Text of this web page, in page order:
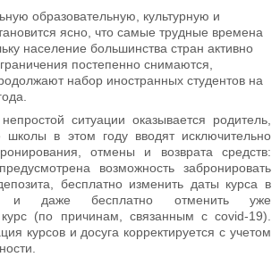
образовательную, культурную и
ясно, что самые трудные времена
население большинства стран активно
постепенно снимаются,
набор иностранных студентов на
ситуации оказывается родитель,
школы в этом году вводят исключительно
отмены и возврата средств:
возможность забронировать
бесплатно изменить даты курса в
и даже бесплатно отменить уже
(по причинам, связанным с covid-19).
курсов и досуга корректируется с учетом